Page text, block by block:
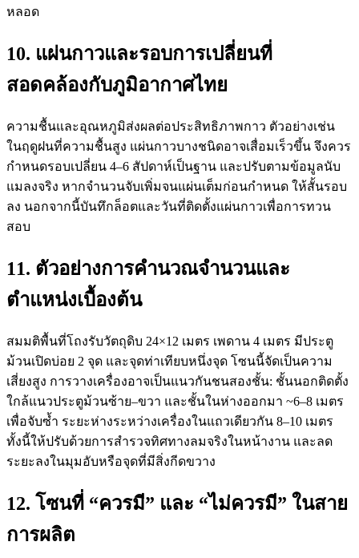
หลอด
10. แผ่นกาวและรอบการเปลี่ยนที่
สอดคล้องกับภูมิอากาศไทย
ความชื้นและอุณหภูมิส่งผลต่อประสิทธิภาพกาว ตัวอย่างเช่น
ในฤดูฝนที่ความชื้นสูง แผ่นกาวบางชนิดอาจเสื่อมเร็วขึ้น จึงควร
กำหนดรอบเปลี่ยน 4–6 สัปดาห์เป็นฐาน และปรับตามข้อมูลนับ
แมลงจริง หากจำนวนจับเพิ่มจนแผ่นเต็มก่อนกำหนด ให้สั้นรอบ
ลง นอกจากนี้บันทึกล็อตและวันที่ติดตั้งแผ่นกาวเพื่อการทวน
สอบ
11. ตัวอย่างการคำนวณจำนวนและ
ตำแหน่งเบื้องต้น
สมมติพื้นที่โถงรับวัตถุดิบ 24×12 เมตร เพดาน 4 เมตร มีประตู
ม้วนเปิดบ่อย 2 จุด และจุดท่าเทียบหนึ่งจุด โซนนี้จัดเป็นความ
เสี่ยงสูง การวางเครื่องอาจเป็นแนวกันชนสองชั้น: ชั้นนอกติดตั้ง
ใกล้แนวประตูม้วนซ้าย–ขวา และชั้นในห่างออกมา ~6–8 เมตร
เพื่อจับซ้ำ ระยะห่างระหว่างเครื่องในแถวเดียวกัน 8–10 เมตร
ทั้งนี้ให้ปรับด้วยการสำรวจทิศทางลมจริงในหน้างาน และลด
ระยะลงในมุมอับหรือจุดที่มีสิ่งกีดขวาง
12. โซนที่ “ควรมี” และ “ไม่ควรมี” ในสาย
การผลิต